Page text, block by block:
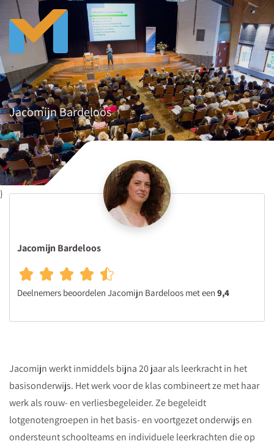
Jacomijn Bardeloos
}
Jacomijn Bardeloos
Deelnemers beoordelen Jacomijn Bardeloos met een 9,4
Jacomijn werkt inmiddels bijna 20 jaar als leerkracht in het
basisonderwijs. Het werk voor de klas combineert ze met haar
werk als rouw- en verliesbegeleider. Ze begeleidt
lotgenotengroepen in het basis- en voortgezet onderwijs en
ondersteunt schoolteams en individuele leerkrachten die op